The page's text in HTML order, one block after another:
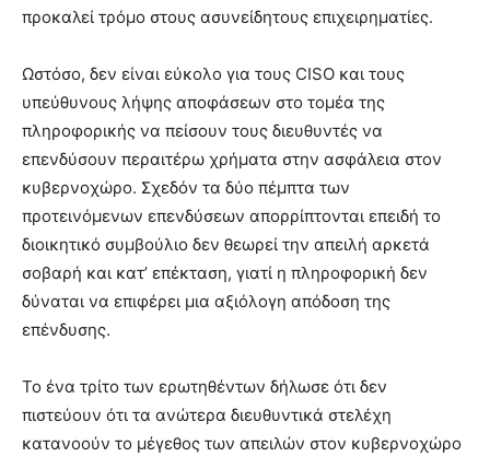
προκαλεί τρόμο στους ασυνείδητους επιχειρηματίες.
Ωστόσο, δεν είναι εύκολο για τους CISO και τους
υπεύθυνους λήψης αποφάσεων στο τομέα της
πληροφορικής να πείσουν τους διευθυντές να
επενδύσουν περαιτέρω χρήματα στην ασφάλεια στον
κυβερνοχώρο. Σχεδόν τα δύο πέμπτα των
προτεινόμενων επενδύσεων απορρίπτονται επειδή το
διοικητικό συμβούλιο δεν θεωρεί την απειλή αρκετά
σοβαρή και κατ’ επέκταση, γιατί η πληροφορική δεν
δύναται να επιφέρει μια αξιόλογη απόδοση της
επένδυσης.
Το ένα τρίτο των ερωτηθέντων δήλωσε ότι δεν
πιστεύουν ότι τα ανώτερα διευθυντικά στελέχη
κατανοούν το μέγεθος των απειλών στον κυβερνοχώρο